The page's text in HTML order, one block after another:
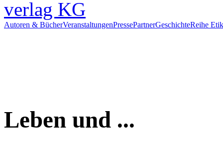
Autoren & BücherVeranstaltungenPressePartnerGeschichteReihe
Leben und ...